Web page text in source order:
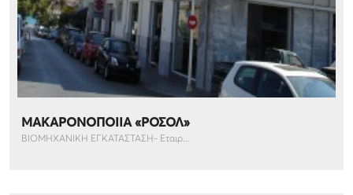
ΜΑΚΑΡΟΝΟΠΟΙΙΑ «ΡΟΣΟΛ»
ΒΙΟΜΗΧΑΝΙΚΗ ΕΓΚΑΤΑΣΤΑΣΗ- Εταιρ...